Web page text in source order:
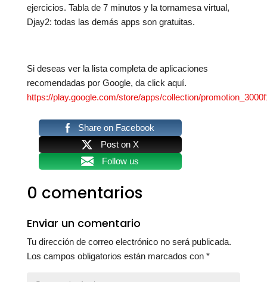
ejercicios. Tabla de 7 minutos y la tornamesa virtual,
Djay2: todas las demás apps son gratuitas.
Si deseas ver la lista completa de aplicaciones
recomendadas por Google, da click aquí.
https://play.google.com/store/apps/collection/
Share on Facebook
Post on X
Follow us
0 comentarios
Enviar un comentario
Tu dirección de correo electrónico no será publicada.
Los campos obligatorios están marcados con *